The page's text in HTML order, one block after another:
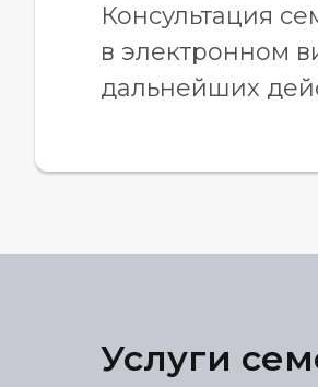
Консультация
в электронном
дальнейших
Услуги